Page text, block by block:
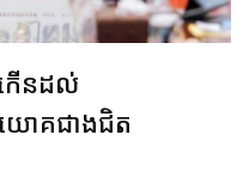
ើនដល់
យោគជាងជិត